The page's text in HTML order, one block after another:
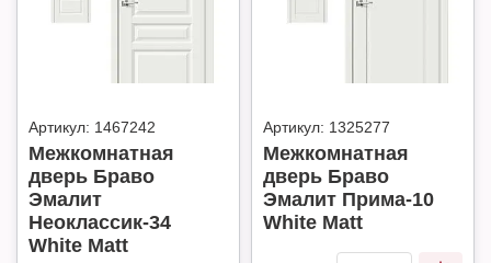
Артикул: 1467242
Межкомнатная
дверь Браво
Эмалит
Неоклассик-34
White Matt
Артикул: 1325277
Межкомнатная
дверь Браво
Эмалит Прима-10
White Matt